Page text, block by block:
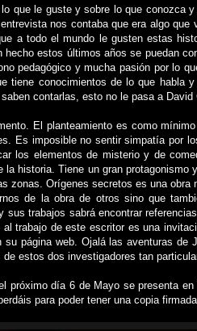
lo que le guste y sobre lo que conozca
nos contaba que era algo que
a todo el mundo le gusten estas
estos últimos años se puedan
pedagógico y mucha pasión por lo
tiene conocimientos de lo que habla
contarlas, esto no le pasa a David
El planteamiento es como
Es imposible no sentir simpatía por
los elementos de misterio y de
la historia. Tiene un gran protagonismo
zonas. Orígenes secretos es una obra
de la obra de otros sino que
trabajos sabrá encontrar
trabajo de este escritor es una
página web. Ojalá las aventuras de
estos dos investigadores tan
próximo día 6 de Mayo se presenta
para poder tener una copia